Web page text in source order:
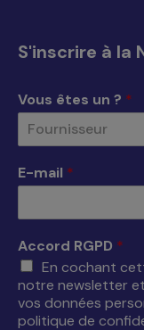
dans
nouvelle
fenêtre
dans
nouvelle
fenêtre
dans
nouvelle
fenêtre
dans
S'inscrire à la
Vous êtes un ? *
Fournisseur
E-mail *
Accord RGPD *
En cochant
notre newsletter
vos données
politique de